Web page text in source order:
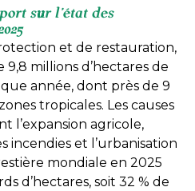
sur l’état des
et de restauration,
millions d’hectares de
année, dont près de 9
tropicales. Les causes
l’expansion agricole,
incendies et l’urbanisation
mondiale en 2025
d’hectares, soit 32 % de